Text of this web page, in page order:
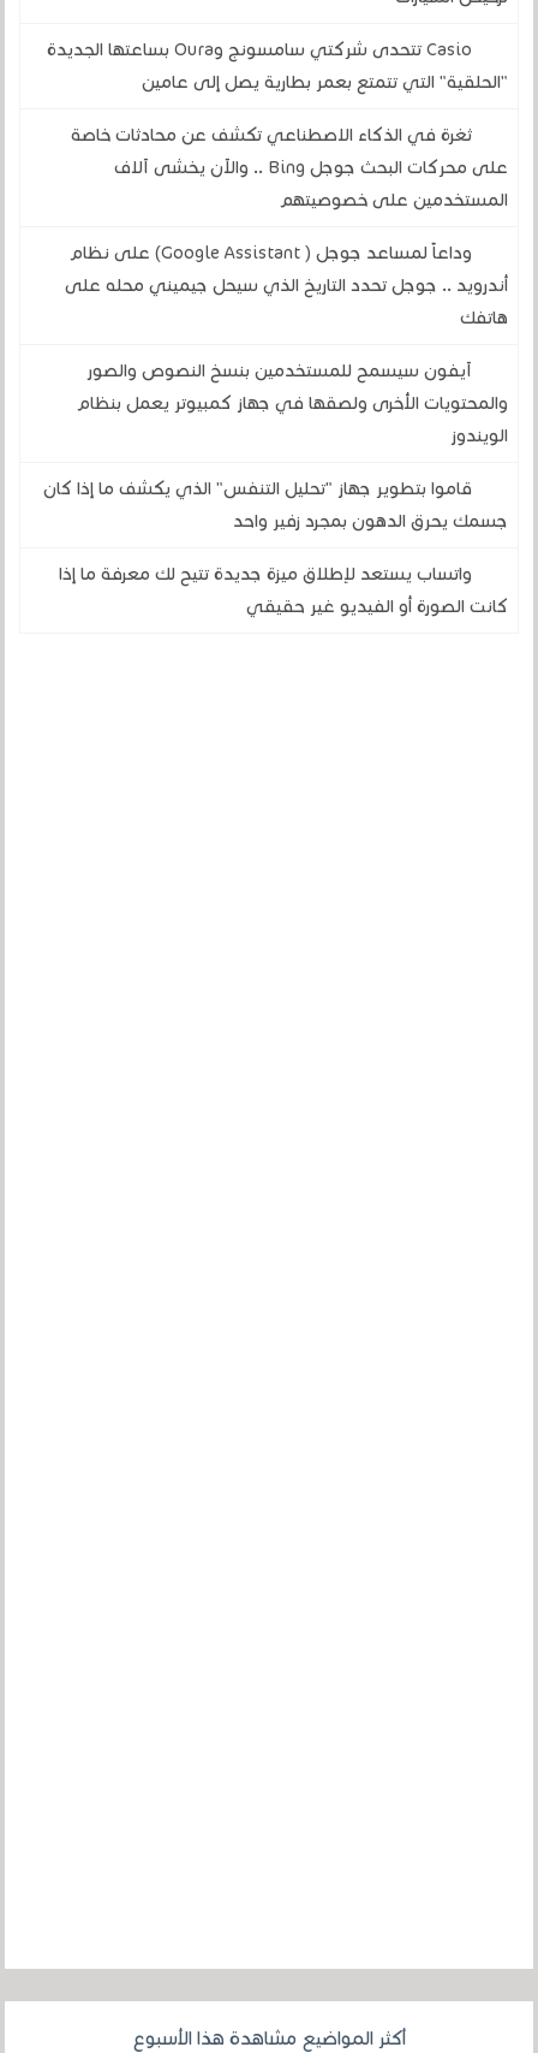
Casio تتحدى شركتي سامسونج وOura بساعتها الجديدة
"الحلقية" التي تتمتع بعمر بطارية يصل إلى عامين
ثغرة في الذكاء الاصطناعي تكشف عن محادثات خاصة
على محركات البحث جوجل Bing .. والآن يخشى آلاف
المستخدمين على خصوصيتهم
وداعاً لمساعد جوجل ( Google Assistant) على نظام
أندرويد .. جوجل تحدد التاريخ الذي سيحل جيميني محله على
هاتفك
آيفون سيسمح للمستخدمين بنسخ النصوص والصور
والمحتويات الأخرى ولصقها في جهاز كمبيوتر يعمل بنظام
الويندوز
قاموا بتطوير جهاز "تحليل التنفس" الذي يكشف ما إذا كان
جسمك يحرق الدهون بمجرد زفير واحد
واتساب يستعد لإطلاق ميزة جديدة تتيح لك معرفة ما إذا
كانت الصورة أو الفيديو غير حقيقي
أكثر المواضيع مشاهدة هذا الأسبوع